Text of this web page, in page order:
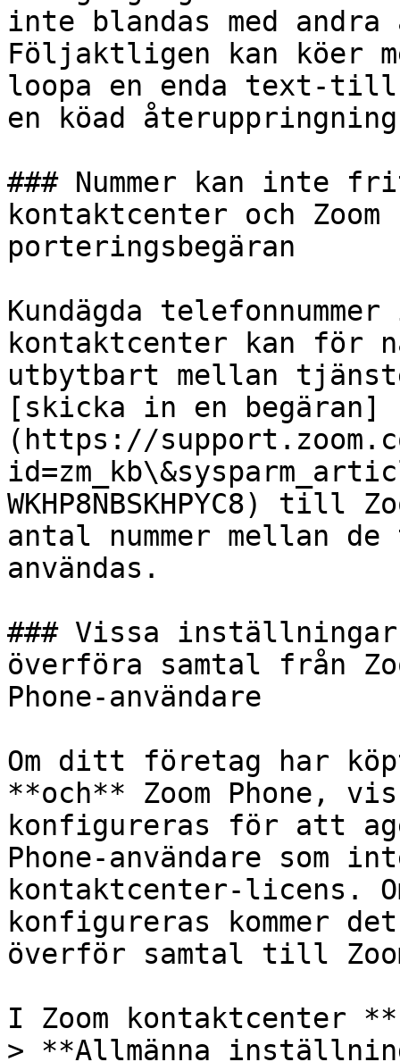
inte blandas med andra
Följaktligen kan köer
loopa en enda text-till-
en köad
### Nummer kan inte
kontaktcenter och Zoom
porteringsbegäran
Kundägda
kontaktcenter kan för
utbytbart mellan
[skicka in en begäran]
(https://
WKHP8NBSKHPYC8)
antal nummer mellan
användas.
### Vissa
överföra samtal från
Phone-användare
Om ditt företag har
**och** Zoom Phone,
konfigureras för att
Phone-användare som
kontaktcenter-licens.
konfigureras kommer
överför samtal till
I Zoom kontaktcenter
> **Allmänna